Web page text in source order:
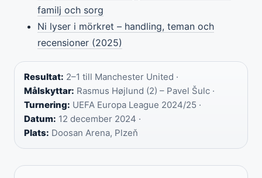
familj och sorg
Ni lyser i mörkret – handling, teman och
recensioner (2025)
Resultat: 2–1 till Manchester United ·
Målskyttar: Rasmus Højlund (2) – Pavel Šulc ·
Turnering: UEFA Europa League 2024/25 ·
Datum: 12 december 2024 ·
Plats: Doosan Arena, Plzeň